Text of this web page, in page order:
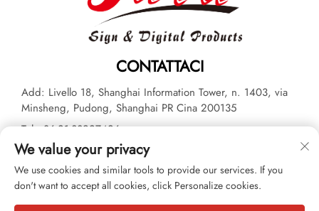
CONTATTACI
Add: Livello 18, Shanghai Information Tower, n. 1403, via
Minsheng, Pudong, Shanghai PR Cina 200135
Tel:+86-21-33927426
E-mail:[email protected]
Diritto d'autore © 2026 JUTU New Materials Technology Limited
We value your privacy
We use cookies and similar tools to provide our services. If you
don't want to accept all cookies, click Personalize cookies.